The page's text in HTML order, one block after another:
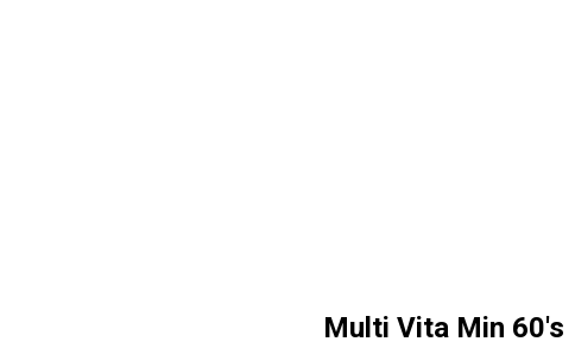
Multi Vita Min 60's